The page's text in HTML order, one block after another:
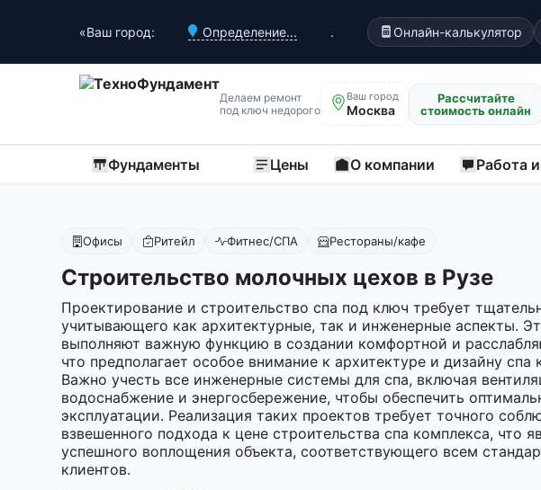
«Ваш город: Определение... . Онлайн-калькулятор
Делаем ремонт
под ключ недорого
Ваш город
Москва
Рассчитайте
стоимость онлайн
Фундаменты Цены О компании Работа
Офисы Ритейл Фитнес/СПА Рестораны/кафе
Строительство молочных цехов в Рузе
Проектирование и строительство спа под ключ требует
учитывающего как архитектурные, так и инженерные аспекты.
выполняют важную функцию в создании комфортной и
что предполагает особое внимание к архитектуре и дизайну спа
Важно учесть все инженерные системы для спа, включая
водоснабжение и энергосбережение, чтобы обеспечить
эксплуатации. Реализация таких проектов требует точного
взвешенного подхода к цене строительства спа комплекса, что
успешного воплощения объекта, соответствующего всем
клиентов.